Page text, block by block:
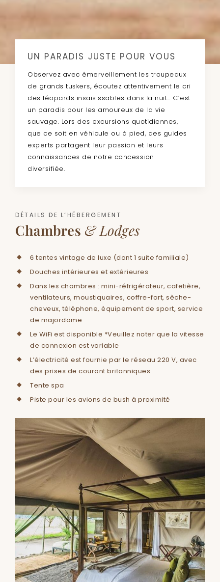
UN PARADIS JUSTE POUR VOUS
Observez avec émerveillement les troupeaux
de grands tuskers, écoutez attentivement le cri
des léopards insaisissables dans la nuit… C’est
un paradis pour les amoureux de la vie
sauvage. Lors des excursions quotidiennes,
que ce soit en véhicule ou à pied, des guides
experts partagent leur passion et leurs
connaissances de notre concession
diversifiée.
DÉTAILS DE L’HÉBERGEMENT
Chambres & Lodges
6 tentes vintage de luxe (dont 1 suite familiale)
Douches intérieures et extérieures
Dans les chambres : mini-réfrigérateur, cafetière,
ventilateurs, moustiquaires, coffre-fort, sèche-
cheveux, téléphone, équipement de sport, service
de majordome
Le WiFi est disponible *Veuillez noter que la vitesse
de connexion est variable
L’électricité est fournie par le réseau 220 V, avec
des prises de courant britanniques
Tente spa
Piste pour les avions de bush à proximité